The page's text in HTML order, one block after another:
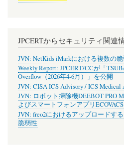
JPCERTからセキュリティ関連
JVN: NetKids iMarkにおける複数の
Weekly Report: JPCERT/CCが「
Overflow（2026年4-6月）」を公開
JVN: CISA ICS Advisory / ICS Medical
JVN: ロボット掃除機DEEBOT PRO
よびスマートフォンアプリ
JVN: freo2におけるアップロードす
脆弱性